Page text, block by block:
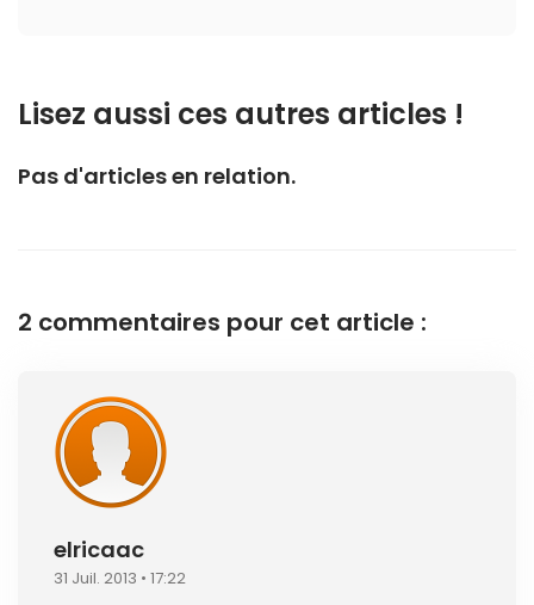
Lisez aussi ces autres articles !
Pas d'articles en relation.
2 commentaires pour cet article :
elricaac
31 Juil. 2013 • 17:22